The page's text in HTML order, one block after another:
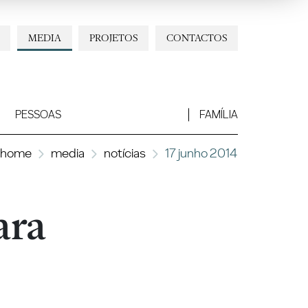
CONTACTOS
PROJETOS
MEDIA
PESSOAS FAMÍLIA
home media notícias 17 junho 2014